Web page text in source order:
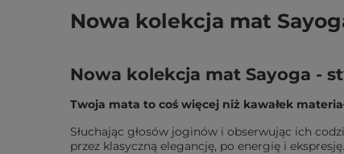
Nowa kolekcja mat
Nowa kolekcja mat Sayoga -
Twoja mata to coś więcej niż kawałek
Słuchając głosów joginów i obserwując ich
przez klasyczną elegancję, po energię i ekspresję.